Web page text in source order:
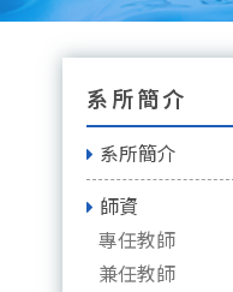
系所簡介
系所簡介
師資
專任教師
兼任教師